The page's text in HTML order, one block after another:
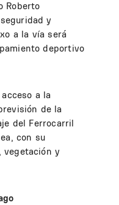
Roberto
y
a la vía será
deportivo
a la
de la
del Ferrocarril
con su
vegetación y